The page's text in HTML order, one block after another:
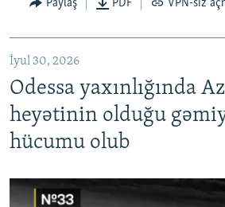
Paylaş PDF VPN-siz
İyul 30, 2026
Odessa yaxınlığında
heyətinin olduğu
hücumu olub